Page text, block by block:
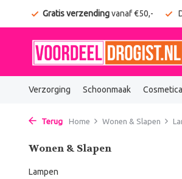
Gratis verzendingvanaf €50,-
Verzorging Schoonmaak Cosmetica
Terug Home Wonen & Slapen
Wonen & Slapen
Lampen